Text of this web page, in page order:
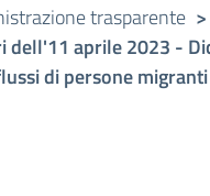
trasparente >
dell'11 aprile 2023 -
di persone